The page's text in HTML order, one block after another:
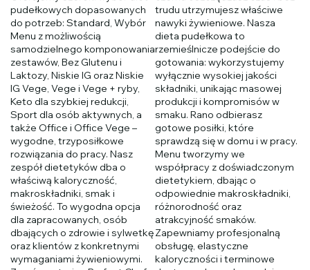
pudełkowych dopasowanych
do potrzeb: Standard, Wybór
Menu z możliwością
samodzielnego komponowania
zestawów, Bez Glutenu i
Laktozy, Niskie IG oraz Niskie
IG Vege, Vege i Vege + ryby,
Keto dla szybkiej redukcji,
Sport dla osób aktywnych, a
także Office i Office Vege –
wygodne, trzyposiłkowe
rozwiązania do pracy. Nasz
zespół dietetyków dba o
właściwą kaloryczność,
makroskładniki, smak i
świeżość. To wygodna opcja
dla zapracowanych, osób
dbających o zdrowie i sylwetkę
oraz klientów z konkretnymi
wymaganiami żywieniowymi.
trudu utrzymujesz właściwe
nawyki żywieniowe. Nasza
dieta pudełkowa to
rzemieślnicze podejście do
gotowania: wykorzystujemy
wyłącznie wysokiej jakości
składniki, unikając masowej
produkcji i kompromisów w
smaku. Rano odbierasz
gotowe posiłki, które
sprawdzą się w domu i w pracy.
Menu tworzymy we
współpracy z doświadczonym
dietetykiem, dbając o
odpowiednie makroskładniki,
różnorodność oraz
atrakcyjność smaków.
Zapewniamy profesjonalną
obsługę, elastyczne
kaloryczności i terminowe